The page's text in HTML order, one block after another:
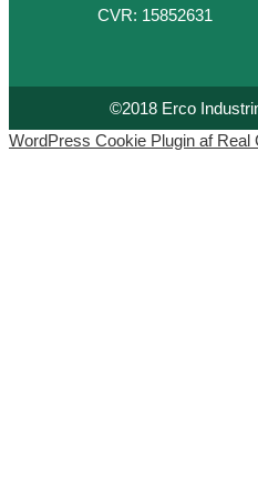
CVR: 15852631
©2018 Erco
WordPress Cookie Plugin af Real